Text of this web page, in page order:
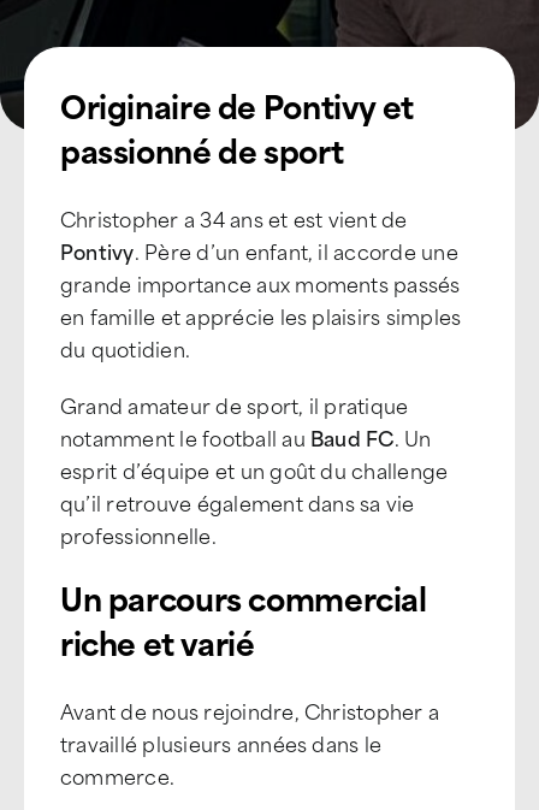
Originaire de Pontivy et
passionné de sport
Christopher a 34 ans et est vient de
Pontivy. Père d’un enfant, il accorde une
grande importance aux moments passés
en famille et apprécie les plaisirs simples
du quotidien.
Grand amateur de sport, il pratique
notamment le football au Baud FC. Un
esprit d’équipe et un goût du challenge
qu’il retrouve également dans sa vie
professionnelle.
Un parcours commercial
riche et varié
Avant de nous rejoindre, Christopher a
travaillé plusieurs années dans le
commerce.